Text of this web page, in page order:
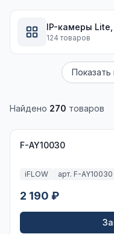
124 товаров
Показать
Найдено 270 товаров
F-AY10030
iFLOW арт. F-AY10030
2 190 ₽